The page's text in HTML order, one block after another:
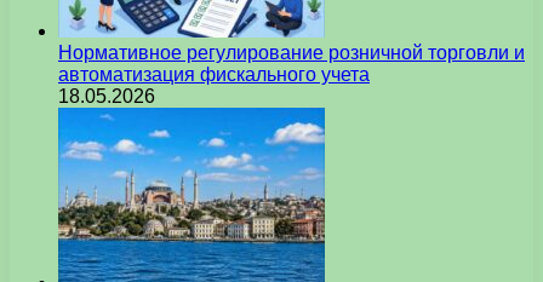
Нормативное регулирование розничной торговли и
автоматизация фискального учета
18.05.2026